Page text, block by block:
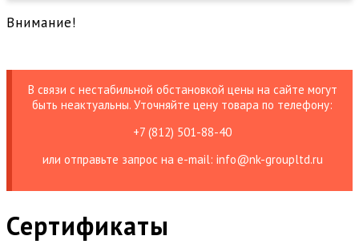
Внимание!
В связи с нестабильной обстановкой цены на сайте могут
быть неактуальны. Уточняйте цену товара по телефону:
+7 (812) 501-88-40
или отправьте запрос на е-mail: info@nk-groupltd.ru
Сертификаты